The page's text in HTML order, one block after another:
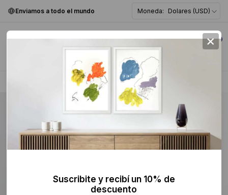
Enviamos a todo el mundo Moneda: Dolares (USD)
0
Serigrafía y Grabado >
×
Suscribite y recibí un 10% de
descuento